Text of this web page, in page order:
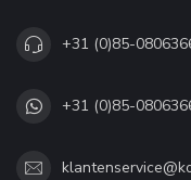
+31 (0)85-
+31 (0)85-